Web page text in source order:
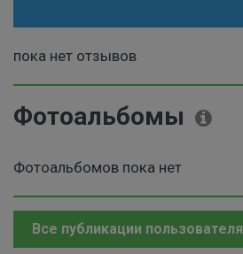
пока нет отзывов
Фотоальбомы
Фотоальбомов пока нет
Все публикации пользователя